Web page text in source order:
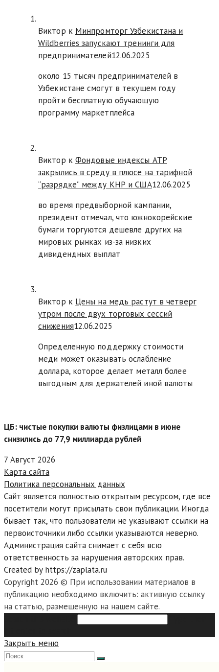
Виктор к Минпромторг Узбекистана и
Wildberries запускают тренинги для
предпринимателей12.06.2025
около 15 тысяч предпринимателей в
Узбекистане смогут в текущем году
пройти бесплатную обучающую
программу маркетплейса
Виктор к Фондовые индексы АТР
закрылись в среду в плюсе на тарифной
“разрядке” между КНР и США12.06.2025
во время предвыборной кампании,
президент отмечал, что южнокорейские
бумаги торгуются дешевле других на
мировых рынках из-за низких
дивидендных выплат
Виктор к Цены на медь растут в четверг
утром после двух торговых сессий
снижения12.06.2025
Определенную поддержку стоимости
меди может оказывать ослабление
доллара, которое делает металл более
выгодным для держателей иной валюты
ЦБ: чистые покупки валюты физлицами в июне
снизились до 77,9 миллиарда рублей
7 Август 2026
Карта сайта
Политика персональных данных
Сайт является полностью открытым ресурсом, где все
посетители могут присылать свои публикации. Иногда
бывает так, что пользователи не указывают ссылки на
первоисточники либо ссылки указываются неверно.
Администрация сайта снимает с себя всю
ответственность за нарушения авторских прав.
Created by https://zaplata.ru
Copyright 2026 © При использовании материалов в
публикацию необходимо включить: активную ссылку
на статью, размещенную на нашем сайте.
Закрыть меню